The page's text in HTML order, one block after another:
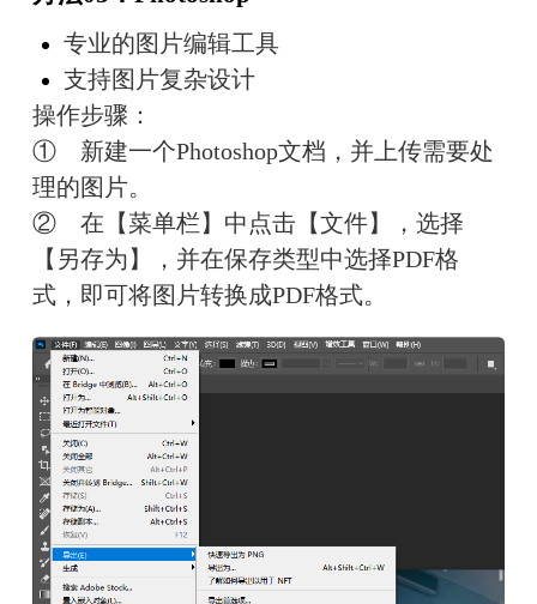
专业的图片编辑工具
支持图片复杂设计
操作步骤：
①　新建一个Photoshop文档，并上传需要处
理的图片。
②　在【菜单栏】中点击【文件】，选择
【另存为】，并在保存类型中选择PDF格
式，即可将图片转换成PDF格式。